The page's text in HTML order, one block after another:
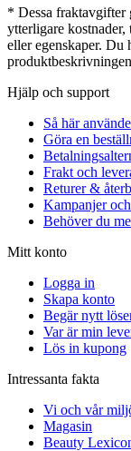
* Dessa fraktavgifter
ytterligare
eller egenskaper.
Hjälp och support
Så här
Göra en
Frakt och
Returer &
Kampanjer
Behöver du
Mitt konto
Logga in
Skapa konto
Begär nytt
Var är min
Lös in kupong
Intressanta fakta
Vi och vår
Magasin
Beauty